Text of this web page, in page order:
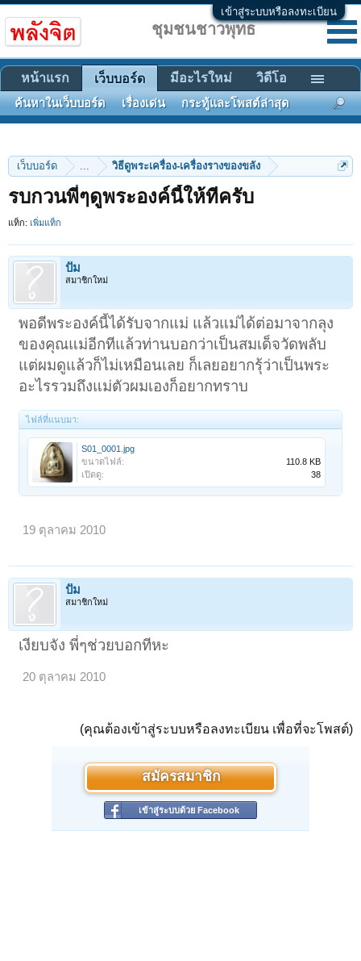
เข้าสู่ระบบหรือลงทะเบียน
เว็บบอร์ด ... วิธีดูพระเครื่อง-เครื่องรางของขลัง
รบกวนพี่ๆดูพระองค์นี้ให้ทีครับ
แท็ก: เพิ่มแท็ก
ปั๊ม
สมาชิกใหม่
พอดีพระองค์นี้ได้รับจากแม่ แล้วแม่ได้ต่อมาจากลุง
ของคุณแม่อีกทีแล้วท่านบอกว่าเป็นสมเด็จวัดพลับ
แต่ผมดูแล้วก็ไม่เหมือนเลย ก็เลยอยากรุ้ว่าเป็นพระ
อะไรรวมถึงแม่ตัวผมเองก็อยากทราบ
ไฟล์ที่แนบมา:
S01_0001.jpg
ขนาดไฟล์:
110.8 KB
เปิดดู:
38
19 ตุลาคม 2010
ปั๊ม
สมาชิกใหม่
เงียบจัง พี่ๆช่วยบอกทีหะ
20 ตุลาคม 2010
(คุณต้องเข้าสู่ระบบหรือลงทะเบียน เพื่อที่จะโพสต์)
สมัครสมาชิก
เข้าสู่ระบบด้วย Facebook
ชุมชนชาวพุทธ
หน้าแรก เว็บบอร์ด
ค้นหาในเว็บบอร์ด เรื่องเด่น กระทู้และโพสต์ล่าสุด
มีอะไรใหม่ วิดีโอ